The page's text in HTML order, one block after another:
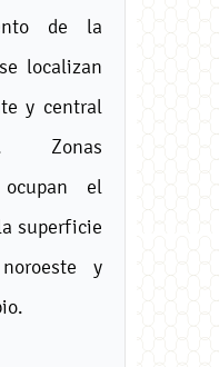
de la
localizan
y central
Zonas
el
superficie
y